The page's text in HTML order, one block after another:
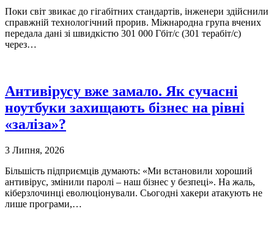
Поки світ звикає до гігабітних стандартів, інженери здійснили
справжній технологічний прорив. Міжнародна група вчених
передала дані зі швидкістю 301 000 Гбіт/с (301 терабіт/с)
через…
Антивірусу вже замало. Як сучасні
ноутбуки захищають бізнес на рівні
«заліза»?
3 Липня, 2026
Більшість підприємців думають: «Ми встановили хороший
антивірус, змінили паролі – наш бізнес у безпеці». На жаль,
кіберзлочинці еволюціонували. Сьогодні хакери атакують не
лише програми,…